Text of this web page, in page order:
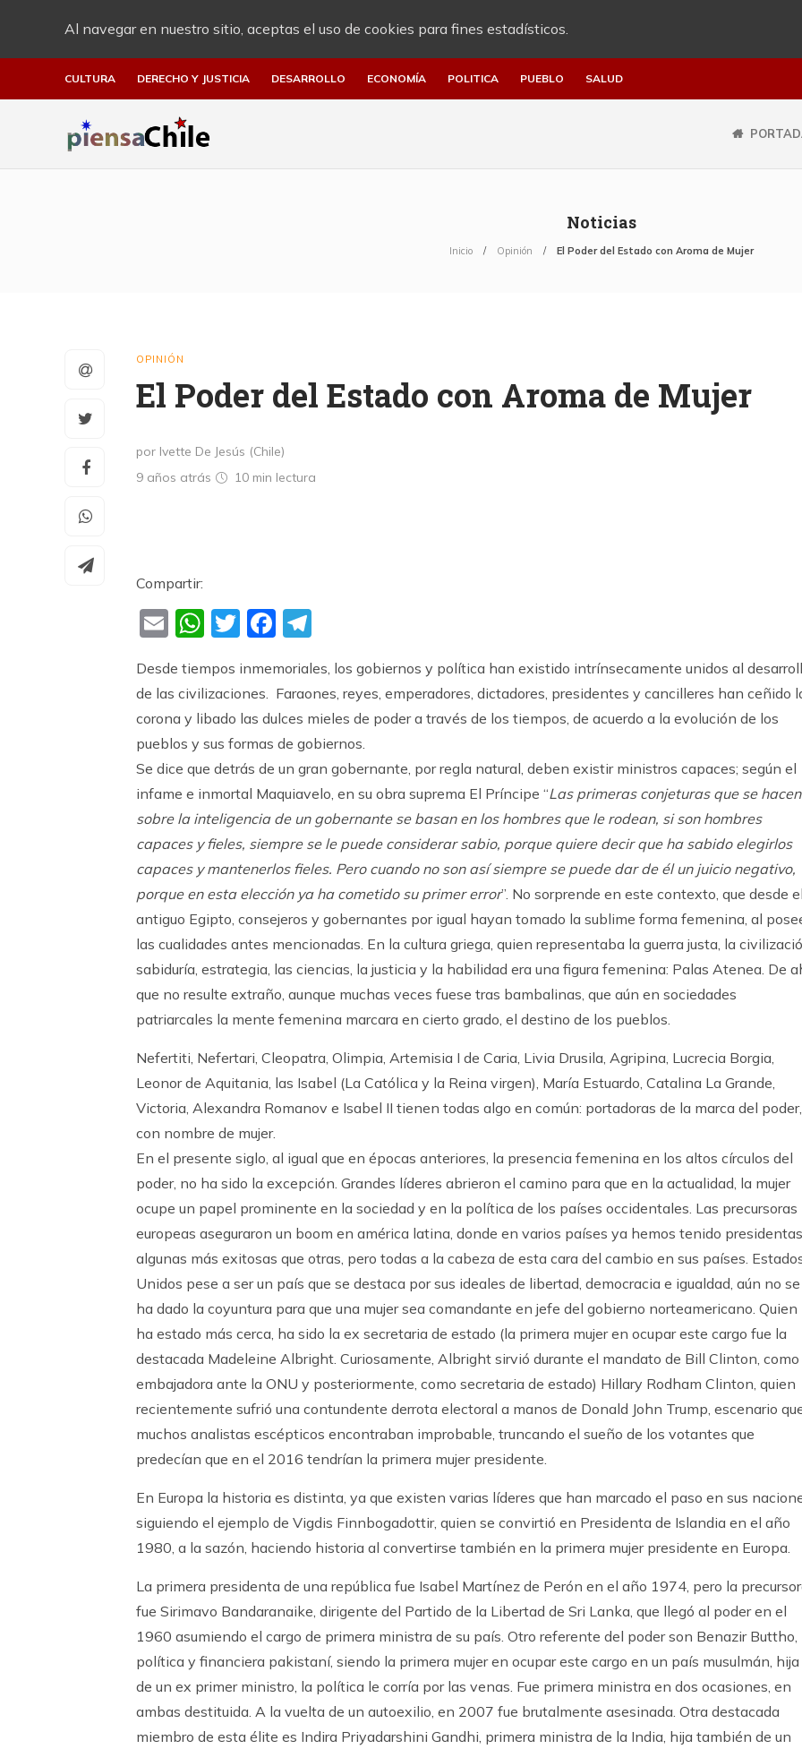
Al navegar en nuestro sitio, aceptas el uso de cookies para fines estadísticos.
CULTURA DERECHO Y JUSTICIA DESARROLLO ECONOMÍA POLITICA PUEBLO SALUD
Noticias
Inicio Opinión El Poder del Estado con Aroma de Mujer
OPINIÓN
El Poder del Estado con Aroma de Mujer
por Ivette De Jesús (Chile)
9 años atrás
10 min lectura
Compartir:
EmailWhatsApp
TwitterFacebook
Desde tiempos inmemoriales, los gobiernos y política han existido intrínsecamente unidos al
de las civilizaciones. Faraones, reyes, emperadores, dictadores, presidentes y cancilleres han ceñido
corona y libado las dulces mieles de poder a través de los tiempos, de acuerdo a la evolución de los
pueblos y sus formas de gobiernos.
Se dice que detrás de un gran gobernante, por regla natural, deben existir ministros capaces; según el
infame e inmortal Maquiavelo, en su obra suprema El Príncipe “Las primeras conjeturas que se hacen
sobre la inteligencia de un gobernante se basan en los hombres que le rodean, si son hombres
capaces y fieles, siempre se le puede considerar sabio, porque quiere decir que ha sabido elegirlos
capaces y mantenerlos fieles. Pero cuando no son así siempre se puede dar de él un juicio negativo,
porque en esta elección ya ha cometido su primer error”. No sorprende en este contexto, que desde el
antiguo Egipto, consejeros y gobernantes por igual hayan tomado la sublime forma femenina, al
las cualidades antes mencionadas. En la cultura griega, quien representaba la guerra justa, la
sabiduría, estrategia, las ciencias, la justicia y la habilidad era una figura femenina: Palas Atenea. De
que no resulte extraño, aunque muchas veces fuese tras bambalinas, que aún en sociedades
patriarcales la mente femenina marcara en cierto grado, el destino de los pueblos.
Nefertiti, Nefertari, Cleopatra, Olimpia, Artemisia I de Caria, Livia Drusila, Agripina, Lucrecia Borgia,
Leonor de Aquitania, las Isabel (La Católica y la Reina virgen), María Estuardo, Catalina La Grande,
Victoria, Alexandra Romanov e Isabel II tienen todas algo en común: portadoras de la marca del poder,
con nombre de mujer.
En el presente siglo, al igual que en épocas anteriores, la presencia femenina en los altos círculos del
poder, no ha sido la excepción. Grandes líderes abrieron el camino para que en la actualidad, la mujer
ocupe un papel prominente en la sociedad y en la política de los países occidentales. Las precursoras
europeas aseguraron un boom en américa latina, donde en varios países ya hemos tenido
algunas más exitosas que otras, pero todas a la cabeza de esta cara del cambio en sus países.
Unidos pese a ser un país que se destaca por sus ideales de libertad, democracia e igualdad, aún no se
ha dado la coyuntura para que una mujer sea comandante en jefe del gobierno norteamericano. Quien
ha estado más cerca, ha sido la ex secretaria de estado (la primera mujer en ocupar este cargo fue la
destacada Madeleine Albright. Curiosamente, Albright sirvió durante el mandato de Bill Clinton, como
embajadora ante la ONU y posteriormente, como secretaria de estado) Hillary Rodham Clinton, quien
recientemente sufrió una contundente derrota electoral a manos de Donald John Trump, escenario
muchos analistas escépticos encontraban improbable, truncando el sueño de los votantes que
predecían que en el 2016 tendrían la primera mujer presidente.
En Europa la historia es distinta, ya que existen varias líderes que han marcado el paso en sus
siguiendo el ejemplo de Vigdis Finnbogadottir, quien se convirtió en Presidenta de Islandia en el año
1980, a la sazón, haciendo historia al convertirse también en la primera mujer presidente en Europa.
La primera presidenta de una república fue Isabel Martínez de Perón en el año 1974, pero la
fue Sirimavo Bandaranaike, dirigente del Partido de la Libertad de Sri Lanka, que llegó al poder en el
1960 asumiendo el cargo de primera ministra de su país. Otro referente del poder son Benazir Buttho,
política y financiera pakistaní, siendo la primera mujer en ocupar este cargo en un país musulmán, hija
de un ex primer ministro, la política le corría por las venas. Fue primera ministra en dos ocasiones, en
ambas destituida. A la vuelta de un autoexilio, en 2007 fue brutalmente asesinada. Otra destacada
miembro de esta élite es Indira Priyadarshini Gandhi, primera ministra de la India, hija también de un